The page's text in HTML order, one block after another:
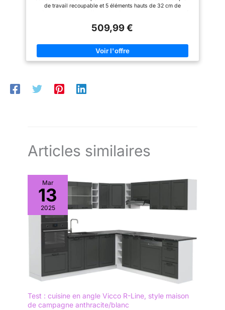
meubles est facile et rapide
grâce à notre notice simple et
de travail recoupable et 5 éléments hauts de 32 cm de
façades en PB - Plan de travail de 2,5 cm d'épaisseur 4
32 cm de profondeur + plan de travail
509,99 €
Articles similaires
Mar
13
2025
Test : cuisine en angle Vicco R-Line, style maison
de campagne anthracite/blanc